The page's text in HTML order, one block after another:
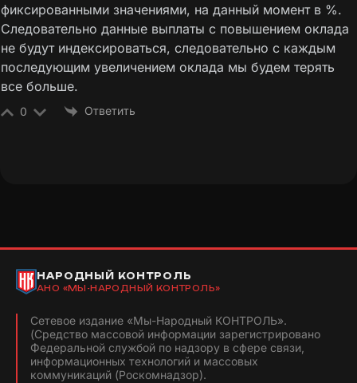
фиксированными значениями, на данный момент в %.
Следовательно данные выплаты с повышением оклада
не будут индексироваться, следовательно с каждым
последующим увеличением оклада мы будем терять
все больше.
0 Ответить
НАРОДНЫЙ КОНТРОЛЬ
АНО «МЫ-НАРОДНЫЙ КОНТРОЛЬ»
Сетевое издание «Мы-Народный КОНТРОЛЬ».
(Средство массовой информации зарегистрировано
Федеральной службой по надзору в сфере связи,
информационных технологий и массовых
коммуникаций (Роскомнадзор).